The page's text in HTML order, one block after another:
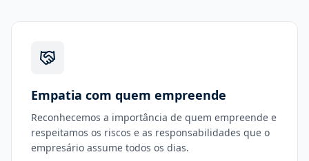
Empatia com quem empreende
Reconhecemos a importância de quem empreende e
respeitamos os riscos e as responsabilidades que o
empresário assume todos os dias.